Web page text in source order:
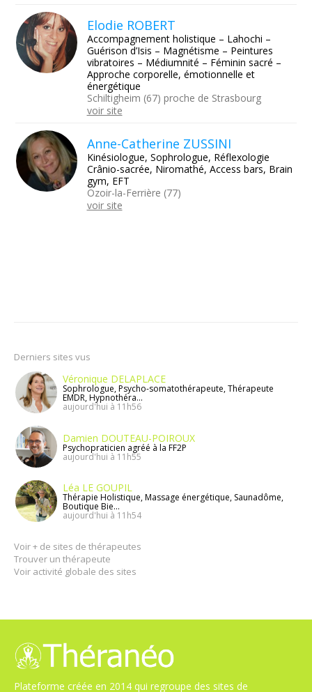
Elodie ROBERT
Accompagnement holistique – Lahochi –
Guérison d’Isis – Magnétisme – Peintures
vibratoires – Médiumnité – Féminin sacré –
Approche corporelle, émotionnelle et
énergétique
Schiltigheim (67) proche de Strasbourg
voir site
Anne-Catherine ZUSSINI
Kinésiologue, Sophrologue, Réflexologie
Crânio-sacrée, Niromathé, Access bars, Brain
gym, EFT
Ozoir-la-Ferrière (77)
voir site
Derniers sites vus
Véronique DELAPLACE
Sophrologue, Psycho-somatothérapeute, Thérapeute
EMDR, Hypnothéra...
aujourd'hui à 11h56
Damien DOUTEAU-POIROUX
Psychopraticien agréé à la FF2P
aujourd'hui à 11h55
Léa LE GOUPIL
Thérapie Holistique, Massage énergétique, Saunadôme,
Boutique Bie...
aujourd'hui à 11h54
Voir + de sites de thérapeutes
Trouver un thérapeute
Voir activité globale des sites
Plateforme créée en 2014 qui regroupe des sites de